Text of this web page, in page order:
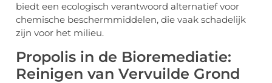
biedt een ecologisch verantwoord alternatief voor
chemische beschermmiddelen, die vaak schadelijk
zijn voor het milieu.
Propolis in de Bioremediatie:
Reinigen van Vervuilde Grond